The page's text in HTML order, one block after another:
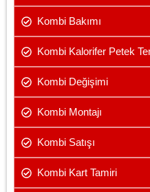
Kombi Bakımı
Kombi Kalorifer Petek
Kombi Değişimi
Kombi Montajı
Kombi Satışı
Kombi Kart Tamiri